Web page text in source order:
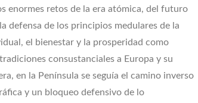
enormes retos de la era atómica, del futuro
defensa de los principios medulares de la
el bienestar y la prosperidad como
consustanciales a Europa y su
en la Península se seguía el camino inverso
y un bloqueo defensivo de lo